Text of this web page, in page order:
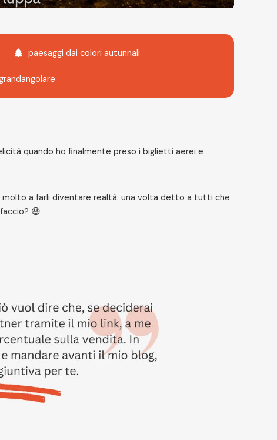
paesaggi dai colori autunnali
quando ho finalmente preso i biglietti aerei e
a farli diventare realtà: una volta detto a tutti che
😆